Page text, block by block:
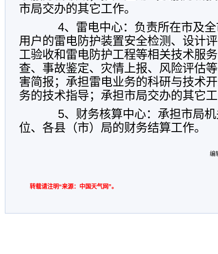
市局交办的其它工作。
4、雷电中心：负责所在市及全
用户的雷电防护装置安全检测、设计
工验收和雷电防护工程等相关技术服
查、事故鉴定、灾情上报、风险评估
害简报；承担雷电业务的科研与技术
务的技术指导；承担市局交办的其它
5、财务核算中心：承担市局机
位、各县（市）局的财务结算工作。
编
转载请注明“来源：中国天气网”。